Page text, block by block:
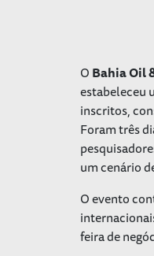
OBahia Oil
estabeleceu
inscritos,
Foram três
um cenário
O evento
feira de